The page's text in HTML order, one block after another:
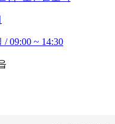
09:00 ~ 14:30